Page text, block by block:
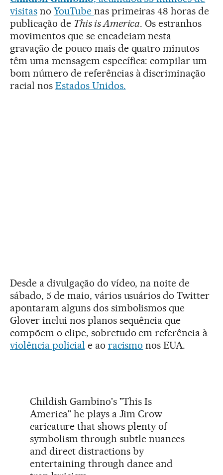
visitasno YouTube nas primeiras 48 horas de
publicação de This is America. Os estranhos
movimentos que se encadeiam nesta
gravação de pouco mais de quatro minutos
têm uma mensagem específica: compilar um
bom número de referências à discriminação
racial nos Estados Unidos.
Desde a divulgação do vídeo, na noite de
sábado, 5 de maio, vários usuários do Twitter
apontaram alguns dos simbolismos que
Glover inclui nos planos sequência que
compõem o clipe, sobretudo em referência à
violência policial e ao racismo nos EUA.
Childish Gambino's "This Is
America" he plays a Jim Crow
caricature that shows plenty of
symbolism through subtle nuances
and direct distractions by
entertaining through dance and